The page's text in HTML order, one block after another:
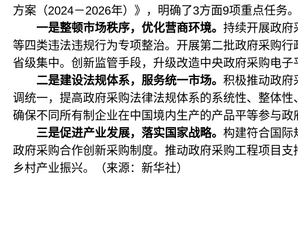
方案（2024－2026年）》，明确了3方面9项重点任务。
一是整顿市场秩序，优化营商环境。 持续开展政府
等四类违法违规行为专项整治。开展第二批政府采购
省级集中。创新监管手段，升级改造中央政府采购电子
二是建设法规体系，服务统一市场。 积极推动政府
调统一，提高政府采购法律法规体系的系统性、整体性
确保不同所有制企业在中国境内生产的产品平等参与政
三是促进产业发展，落实国家战略。 构建符合国际
政府采购合作创新采购制度。推动政府采购工程项目
乡村产业振兴。（来源：新华社）